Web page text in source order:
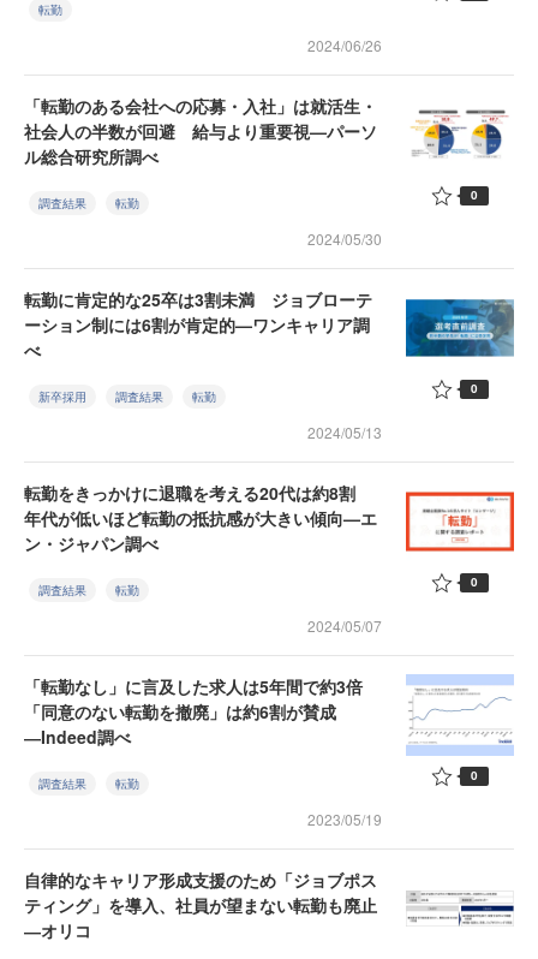
転勤
2024/06/26
「転勤のある会社への応募・入社」は就活生・
社会人の半数が回避 給与より重要視—パーソ
ル総合研究所調べ
調査結果 転勤
2024/05/30
0
転勤に肯定的な25卒は3割未満 ジョブローテ
ーション制には6割が肯定的—ワンキャリア調
べ
新卒採用 調査結果 転勤
2024/05/13
0
転勤をきっかけに退職を考える20代は約8割
年代が低いほど転勤の抵抗感が大きい傾向—エ
ン・ジャパン調べ
調査結果 転勤
2024/05/07
0
「転勤なし」に言及した求人は5年間で約3倍
「同意のない転勤を撤廃」は約6割が賛成
―Indeed調べ
調査結果 転勤
2023/05/19
0
自律的なキャリア形成支援のため「ジョブポス
ティング」を導入、社員が望まない転勤も廃止
―オリコ